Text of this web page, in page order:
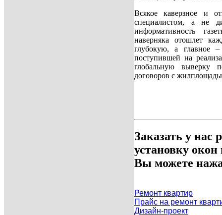
Всякое каверзное и
специалистом, а не
информативность
наверняка отошлет
глубокую, а главное
поступившей на
глобальную выверку
договоров с
Заказать у нас
установку
Вы можете
Ремонт квартир
Прайс на ремонт
Дизайн-проект